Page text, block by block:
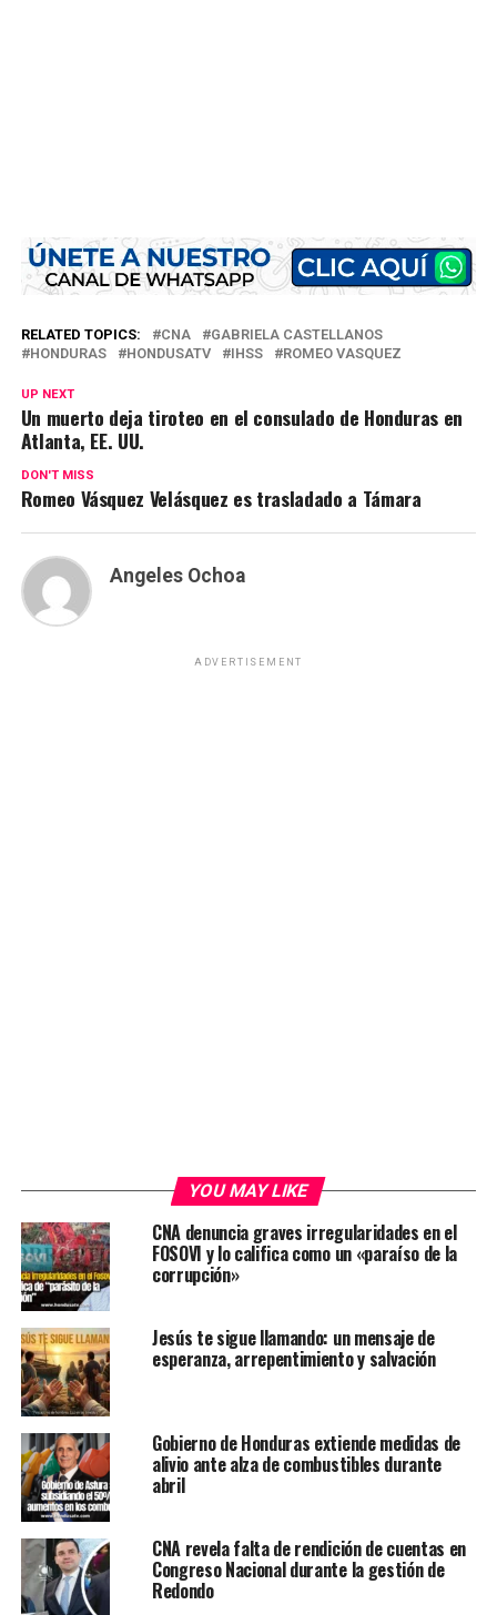
RELATED TOPICS: CNA
GABRIELA CASTELLANOS
HONDURAS
HONDUSATV IHSS ROMEO VASQUEZ
UP NEXT
Un muerto deja tiroteo en el consulado de Honduras en
Atlanta, EE. UU.
DON'T MISS
Romeo Vásquez Velásquez es trasladado a Támara
Angeles Ochoa
ADVERTISEMENT
YOU MAY LIKE
CNA denuncia graves irregularidades en el
FOSOVI y lo califica como un «paraíso de la
corrupción»
Jesús te sigue llamando: un mensaje de
esperanza, arrepentimiento y salvación
Gobierno de Honduras extiende medidas de
alivio ante alza de combustibles durante
abril
CNA revela falta de rendición de cuentas en
Congreso Nacional durante la gestión de
Redondo